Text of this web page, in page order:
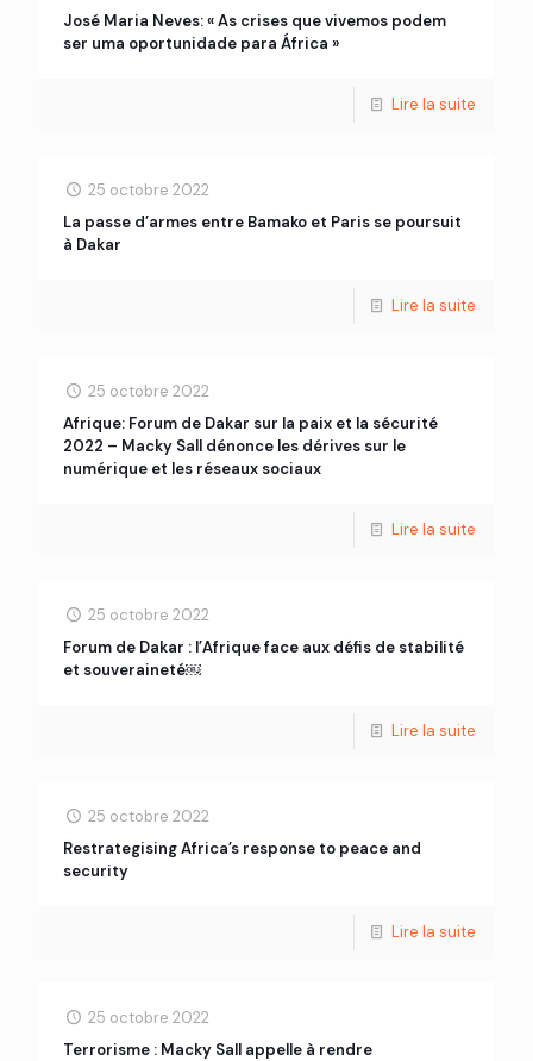
José Maria Neves: « As crises que vivemos podem
ser uma oportunidade para África »
Lire la suite
25 octobre 2022
La passe d’armes entre Bamako et Paris se poursuit
à Dakar
Lire la suite
25 octobre 2022
Afrique: Forum de Dakar sur la paix et la sécurité
2022 – Macky Sall dénonce les dérives sur le
numérique et les réseaux sociaux
Lire la suite
25 octobre 2022
Forum de Dakar : l’Afrique face aux défis de stabilité
et souveraineté￼
Lire la suite
25 octobre 2022
Restrategising Africa’s response to peace and
security
Lire la suite
25 octobre 2022
Terrorisme : Macky Sall appelle à rendre